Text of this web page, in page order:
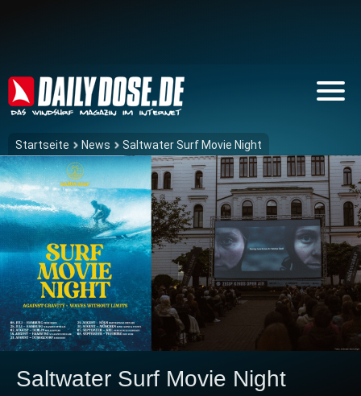
Startseite News Saltwater Surf Movie Night
Saltwater Surf Movie Night